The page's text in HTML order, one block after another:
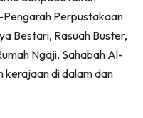
Perpustakaan
Bestari, Rasuah Buster,
Ngaji, Sahabah Al-
kerajaan di dalam dan